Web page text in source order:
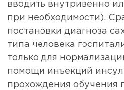
вводить внутривенно
при необходимости).
постановки диагноза
типа человека
только для
помощи инъекций
прохождения обучения